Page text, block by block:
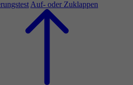
Auf- oder Zuklappen